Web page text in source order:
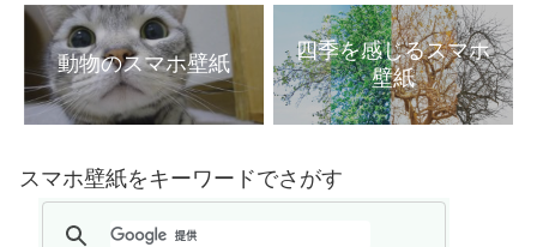
動物のスマホ壁紙
四季を感じるスマホ
壁紙
スマホ壁紙をキーワードでさがす